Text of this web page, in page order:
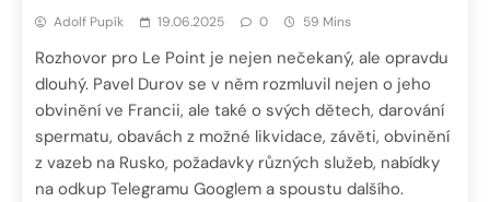
Adolf Pupík 19.06.2025 0 59 Mins
Rozhovor pro Le Point je nejen nečekaný, ale opravdu
dlouhý. Pavel Durov se v něm rozmluvil nejen o jeho
obvinění ve Francii, ale také o svých dětech, darování
spermatu, obavách z možné likvidace, závěti, obvinění
z vazeb na Rusko, požadavky různých služeb, nabídky
na odkup Telegramu Googlem a spoustu dalšího.